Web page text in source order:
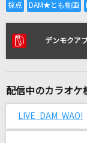
リア
幸せのカテゴリ
デンモクア
配信中のカラオケ
LIVE DAM WAO!